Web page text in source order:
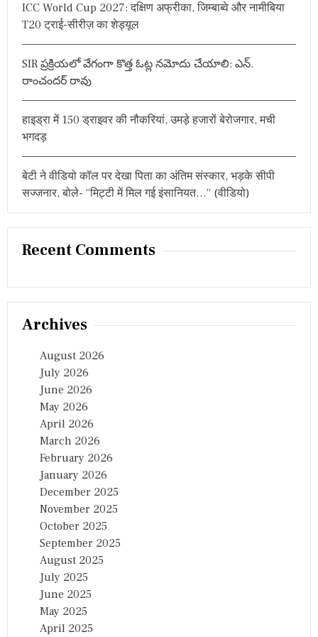
ICC World Cup 2027: दक्षिण अफ्रीका, जिम्बाब्वे और नामीबिया
T20 ट्राई-सीरीज़ का शेड्यूल
SIR ప్రక్రియలో వేగంగా కొత్త ఓట్ల నమోదు చేయాలి: ఎన్.
రాంచందర్ రావు
हाइड्रा में 150 ड्राइवर की नौकरियां, उमड़े हजारों बेरोजगार, मची
भगदड़
बेटी ने वीडियो कॉल पर देखा पिता का अंतिम संस्कार, भड़के सीपी
सज्जनार, बोले- “मिट्टी में मिल गई इंसानियत…” (वीडियो)
Recent Comments
Archives
August 2026
July 2026
June 2026
May 2026
April 2026
March 2026
February 2026
January 2026
December 2025
November 2025
October 2025
September 2025
August 2025
July 2025
June 2025
May 2025
April 2025